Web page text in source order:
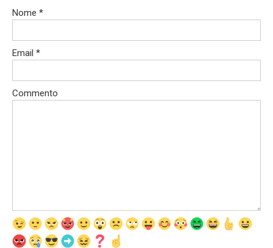
Nome *
Email *
Commento